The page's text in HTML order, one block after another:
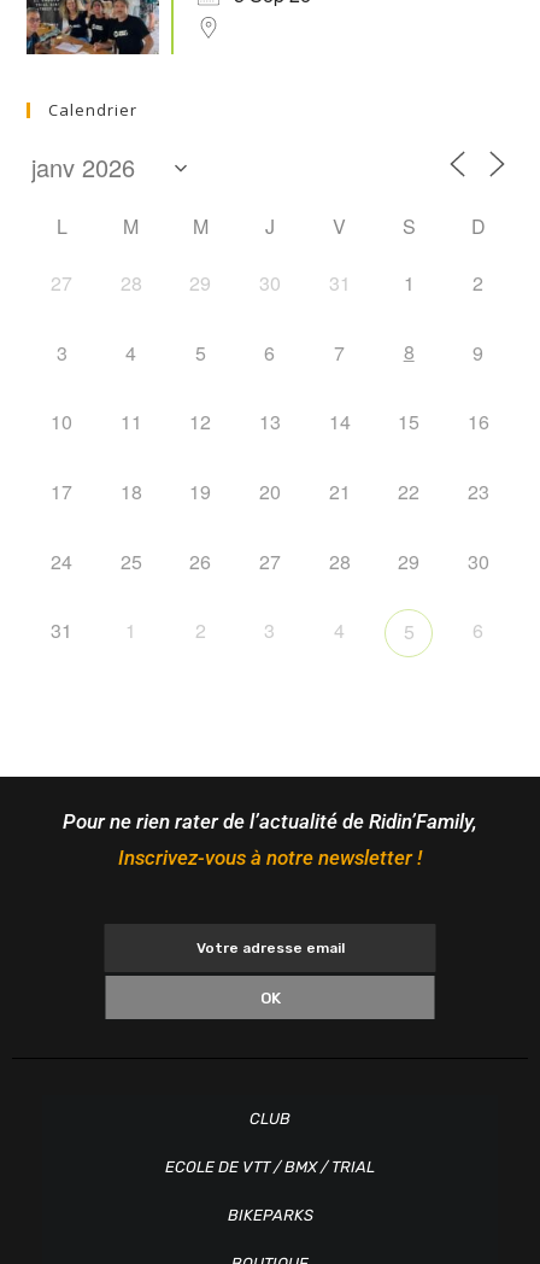
Calendrier
L M M J V S D
27 28 29 30 31 1 2
3 4 5 6 7 8 9
10 11 12 13 14 15 16
17 18 19 20 21 22 23
24 25 26 27 28 29 30
31 1 2 3 4 5 6
Pour ne rien rater de l’actualité de Ridin’Family,
Inscrivez-vous à notre newsletter !
OK
CLUB
ECOLE DE VTT / BMX / TRIAL
BIKEPARKS